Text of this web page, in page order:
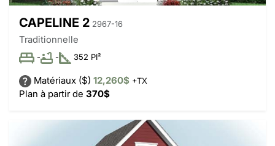
CAPELINE 2 2967-16
Traditionnelle
- - 352 PI²
Matériaux ($) 12,260$ +TX
Plan à partir de 370$